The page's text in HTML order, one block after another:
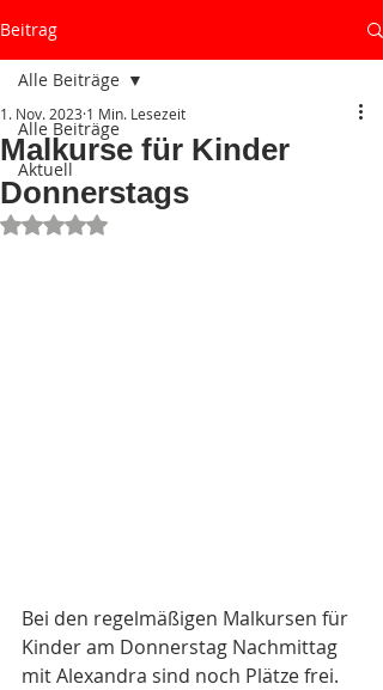
Beitrag
Alle Beiträge
Aktuell
Alle Beiträge
Malkurse für Kinder
Donnerstags
1. Nov. 2023 1 Min. Lesezeit
Mit NaN von 5 Sternen bewertet.
Bei den regelmäßigen Malkursen für
Kinder am Donnerstag Nachmittag
mit Alexandra sind noch Plätze frei.